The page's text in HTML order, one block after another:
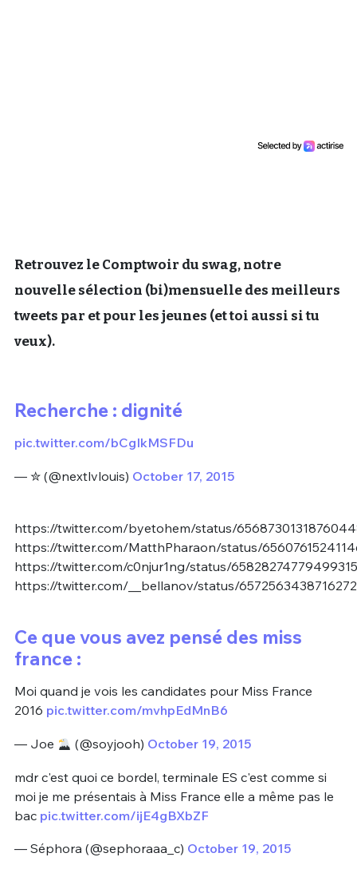
Retrouvez le Comptwoir du swag, notre
nouvelle sélection (bi)mensuelle des meilleurs
tweets par et pour les jeunes (et toi aussi si tu
veux).
Recherche : dignité
pic.twitter.com/bCgIkMSFDu
— ✮ (@nextlvlouis) October 17, 2015
https://twitter.com/byetohem/status/
https://twitter.com/MatthPharaon/status/
https://twitter.com/c0njur1ng/status/
https://twitter.com/__bellanov/status/
Ce que vous avez pensé des miss
france :
Moi quand je vois les candidates pour Miss France
2016 pic.twitter.com/mvhpEdMnB6
— Joe (@soyjooh) October 19, 2015
mdr c'est quoi ce bordel, terminale ES c'est comme si
moi je me présentais à Miss France elle a même pas le
bac pic.twitter.com/ijE4gBXbZF
— Séphora (@sephoraaa_c) October 19, 2015